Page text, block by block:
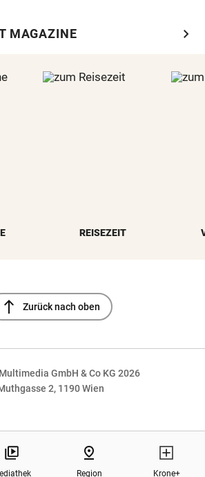
MAGAZINE chevron_right
REISEZEIT
north Zurück nach oben
GmbH & Co KG 2026
2, 1190 Wien
pin_drop
Region Krone+